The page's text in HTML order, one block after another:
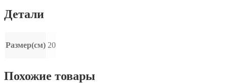
Детали
Размер(см) 20
Похожие товары